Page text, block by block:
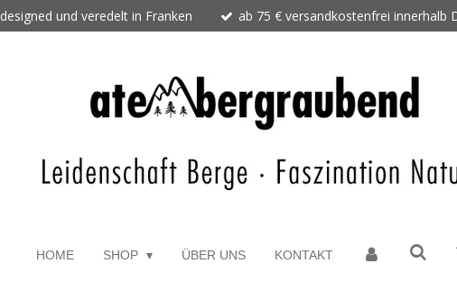
designed und veredelt in Franken ab 75 € versandkostenfrei innerhalb
HOME SHOP ÜBER UNS KONTAKT